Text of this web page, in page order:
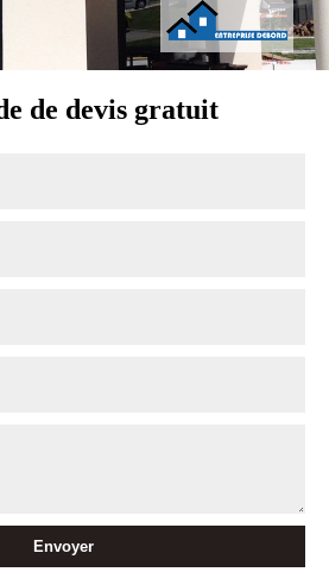
de devis gratuit